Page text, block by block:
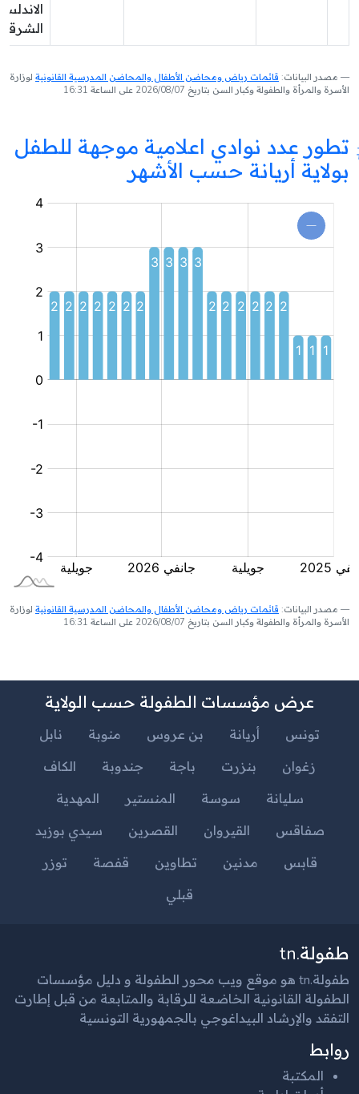
الاندلس
مصدر البيانات: قائمات رياض ومحاضن الأطفال والمحاضن المدرسية القانونية لوزارة
الأسرة والمرأة والطفولة وكبار السن بتاريخ 2026/08/07 على الساعة 16:31
تطور عدد نوادي اعلامية موجهة للطفل
بولاية أريانة حسب الأشهر
للطفل
مصدر البيانات: قائمات رياض ومحاضن الأطفال والمحاضن المدرسية القانونية لوزارة
الأسرة والمرأة والطفولة وكبار السن بتاريخ 2026/08/07 على الساعة 16:31
عرض مؤسسات الطفولة حسب الولاية
تونس أريانة بن عروس منوبة
نابل
زغوان
بنزرت باجة جندوبة
الكاف
سليانة
سوسة المنستير
المهدية
صفاقس
القيروان القصرين
سيدي بوزيد
قابس
مدنين تطاوين قفصة
توزر
قبلي
طفولة.tn
طفولة.tn هو موقع ويب محور الطفولة و دليل مؤسسات
الطفولة القانونية الخاضعة للرقابة والمتابعة من قبل إطارت
التفقد والإرشاد البيداغوجي بالجمهورية التونسية
روابط
المكتبة